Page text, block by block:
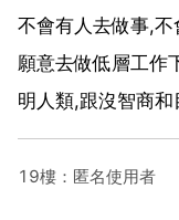
不會有人去做事,
願意去做低層工作
明人類,跟沒智商和
19樓：匿名使用者